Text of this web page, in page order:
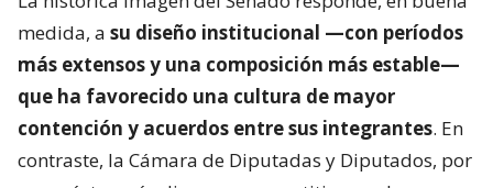
medida, a su diseño institucional —con períodos
más extensos y una composición más estable—
que ha favorecido una cultura de mayor
contención y acuerdos entre sus integrantes. En
contraste, la Cámara de Diputadas y Diputados, por